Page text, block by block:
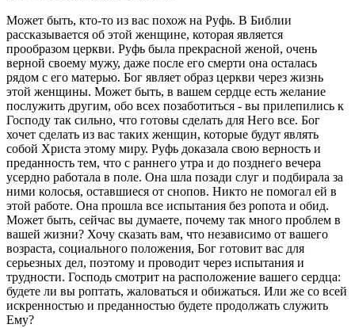
Может быть, кто-то из вас похож на Руфь. В Библии
рассказывается об этой женщине, которая является
прообразом церкви. Руфь была прекрасной женой, очень
верной своему мужу, даже после его смерти она осталась
рядом с его матерью. Бог являет образ церкви через жизнь
этой женщины. Может быть, в вашем сердце есть желание
послужить другим, обо всех позаботиться - вы прилепились к
Господу так сильно, что готовы сделать для Него все. Бог
хочет сделать из вас таких женщин, которые будут являть
собой Христа этому миру. Руфь доказала свою верность и
преданность тем, что с раннего утра и до позднего вечера
усердно работала в поле. Она шла позади слуг и подбирала за
ними колосья, оставшиеся от снопов. Никто не помогал ей в
этой работе. Она прошла все испытания без ропота и обид.
Может быть, сейчас вы думаете, почему так много проблем в
вашей жизни? Хочу сказать вам, что независимо от вашего
возраста, социального положения, Бог готовит вас для
серьезных дел, поэтому и проводит через испытания и
трудности. Господь смотрит на расположение вашего сердца:
будете ли вы роптать, жаловаться и обижаться. Или же со всей
искренностью и преданностью будете продолжать служить
Ему?